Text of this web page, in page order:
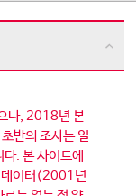
나, 2018년 본
반의 조사는 일
. 본 사이트에
이터(2001년